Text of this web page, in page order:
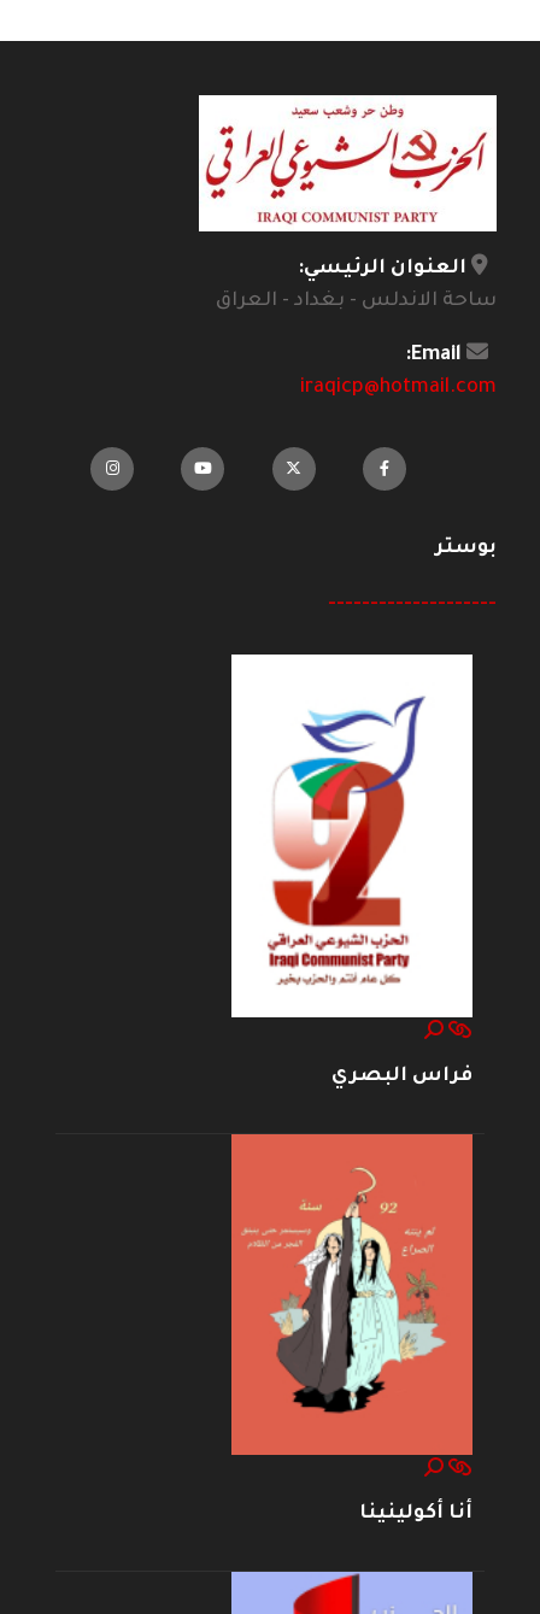
العنوان الرئيسي:
ساحة الاندلس - بغداد - العراق
Email:
iraqicp@hotmail.com
بوستر
--------------------
فراس البصري
أنا أكولينينا